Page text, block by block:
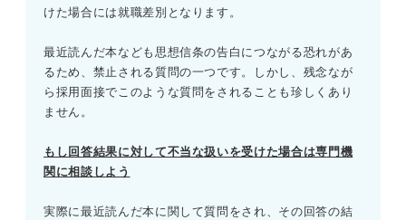
ビジネス書③だから僕たちは、組織を変え
ビジネス書④なぜusjのジェットコースター
は後ろ向きに走ったのか
面接で「最近読んだ本」について質問されたときの
注意点
けた場合には就職差別となります。
最近読んだ本なども思想信条の告白につながる恐れがあ
るため、禁止される質問の一つです。しかし、残念なが
ら採用面接でこのような質問をされることも珍しくあり
ません。
もし回答結果に対して不当な扱いを受けた場合は専門機
関に相談しよう
実際に最近読んだ本に関して質問をされ、その回答の結
②なぜその本を読もうと思ったのか
③どのような学びを得たのか
④入社後学びをどう活かすのか